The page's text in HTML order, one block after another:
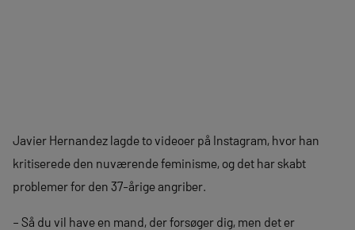
Javier Hernandez lagde to videoer på Instagram, hvor han
kritiserede den nuværende feminisme, og det har skabt
problemer for den 37-årige angriber.
– Så du vil have en mand, der forsøger dig, men det er